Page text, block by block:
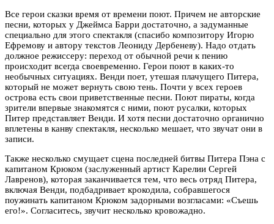
Все герои сказки время от времени поют. Причем не авторские
песни, которых у Джеймса Барри достаточно, а задуманные
специально для этого спектакля (спасибо композитору Игорю
Ефремову и автору текстов Леониду Дербеневу). Надо отдать
должное режиссеру: переход от обычной речи к пению
происходит всегда своевременно. Герои поют в каких-то
необычных ситуациях. Венди поет, утешая плачущего Питера,
который не может вернуть свою тень. Почти у всех героев
острова есть свои приветственные песни. Поют пираты, когда
зрители впервые знакомятся с ними, поют русалки, которых
Питер представляет Венди. И хотя песни достаточно органично
вплетены в канву спектакля, несколько мешает, что звучат они в
записи.
Также несколько смущает сцена последней битвы Питера Пэна с
капитаном Крюком (заслуженный артист Карелии Сергей
Лавренов), которая заканчивается тем, что весь отряд Питера,
включая Венди, подбадривает крокодила, собравшегося
поужинать капитаном Крюком задорными возгласами: «Съешь
его!». Согласитесь, звучит несколько кровожадно.